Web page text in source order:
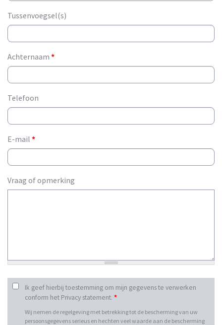
Tussenvoegsel(s)
Achternaam *
Telefoon
E-mail *
Vraag of opmerking
Ik geef hierbij toestemming om mijn gegevens te verwerken
conform het Privacy statement. *
Wij nemen de regelgeving met betrekking tot de bescherming van uw
persoonsgegevens serieus en hechten veel waarde aan de bescherming